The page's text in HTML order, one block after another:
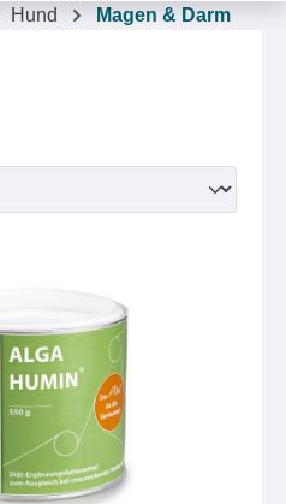
Hund Magen & Darm